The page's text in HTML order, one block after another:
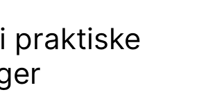
praktiske